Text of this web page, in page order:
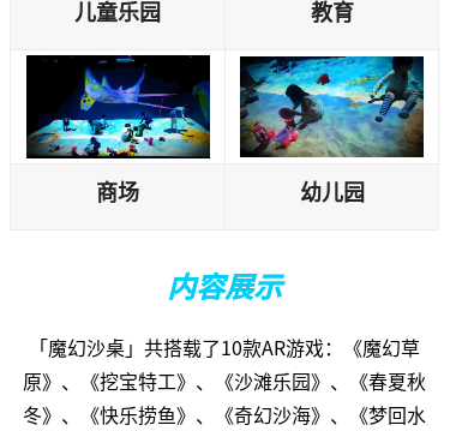
儿童乐园 教育
商场 幼儿园
内容展示
「魔幻沙桌」共搭载了10款AR游戏：《魔幻草
原》、《挖宝特工》、《沙滩乐园》、《春夏秋
冬》、《快乐捞鱼》、《奇幻沙海》、《梦回水